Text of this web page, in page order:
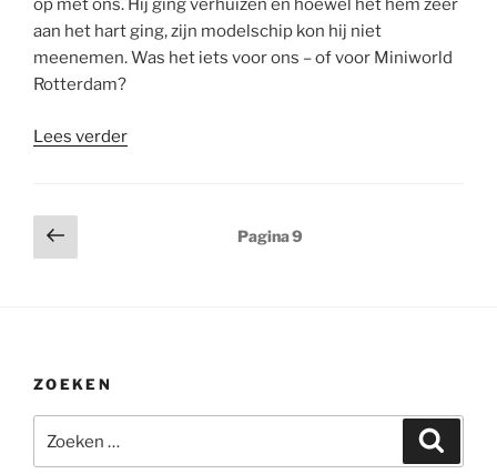
op met ons. Hij ging verhuizen en hoewel het hem zeer
aan het hart ging, zijn modelschip kon hij niet
meenemen. Was het iets voor ons – of voor Miniworld
Rotterdam?
Lees verder“Mei
passagiersschip
Berichten
paginering
Vorige
pagina
Pagina9
ZOEKEN
naar: